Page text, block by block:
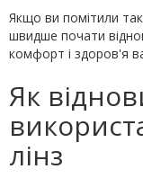
Якщо ви помітили
швидше почати
комфорт і здоров'я
Як
лінз